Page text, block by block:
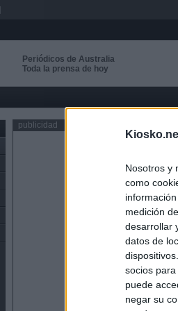
Nosotros y
como
medición
desarrollar
datos de
socios
puede
negar su
Periódicos de Australia
Toda la prensa de hoy
publicidad